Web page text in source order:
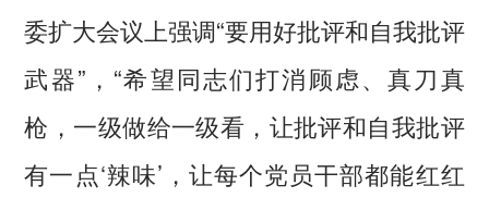
委扩大会议上强调“要用好批评和自我批评
武器”，“希望同志们打消顾虑、真刀真
枪，一级做给一级看，让批评和自我批评
有一点‘辣味’，让每个党员干部都能红红